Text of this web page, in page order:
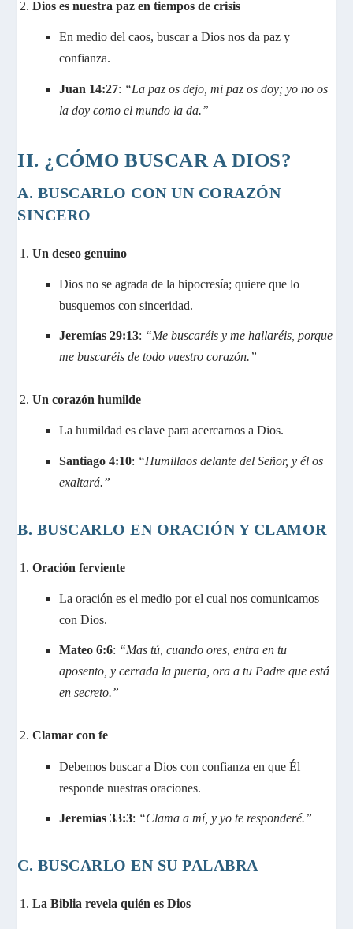
Dios es nuestra paz en tiempos de crisis
En medio del caos, buscar a Dios nos da paz y
confianza.
Juan 14:27: “La paz os dejo, mi paz os doy; yo no os
la doy como el mundo la da.”
II. ¿CÓMO BUSCAR A DIOS?
A. BUSCARLO CON UN CORAZÓN
SINCERO
Un deseo genuino
Dios no se agrada de la hipocresía; quiere que lo
busquemos con sinceridad.
Jeremías 29:13: “Me buscaréis y me hallaréis, porque
me buscaréis de todo vuestro corazón.”
Un corazón humilde
La humildad es clave para acercarnos a Dios.
Santiago 4:10: “Humillaos delante del Señor, y él os
exaltará.”
B. BUSCARLO EN ORACIÓN Y CLAMOR
Oración ferviente
La oración es el medio por el cual nos comunicamos
con Dios.
Mateo 6:6: “Mas tú, cuando ores, entra en tu
aposento, y cerrada la puerta, ora a tu Padre que está
en secreto.”
Clamar con fe
Debemos buscar a Dios con confianza en que Él
responde nuestras oraciones.
Jeremías 33:3: “Clama a mí, y yo te responderé.”
C. BUSCARLO EN SU PALABRA
La Biblia revela quién es Dios